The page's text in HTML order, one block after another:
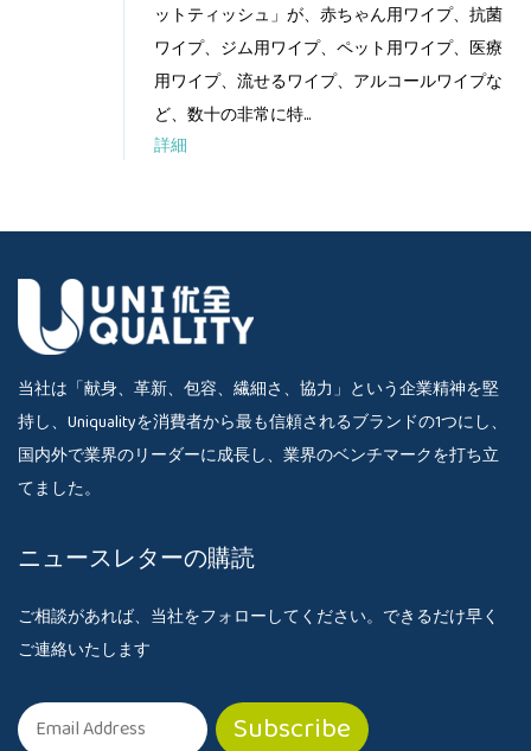
ットティッシュ」が、赤ちゃん用ワイプ、抗菌
ワイプ、ジム用ワイプ、ペット用ワイプ、医療
用ワイプ、流せるワイプ、アルコールワイプな
ど、数十の非常に特...
詳細
当社は「献身、革新、包容、繊細さ、協力」という企業精神を堅
持し、Uniqualityを消費者から最も信頼されるブランドの1つにし、
国内外で業界のリーダーに成長し、業界のベンチマークを打ち立
てました。
ニュースレターの購読
ご相談があれば、当社をフォローしてください。できるだけ早く
ご連絡いたします